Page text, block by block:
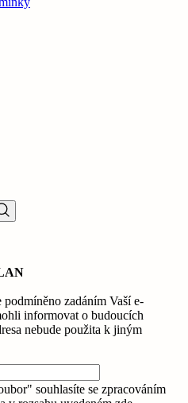
zadáním Vaší e-
informovat o budoucích
nebude použita k jiným
souhlasíte se zpracováním